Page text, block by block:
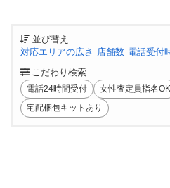
並び替え
対応エリアの広さ 店舗数 電話受付
こだわり検索
電話24時間受付 女性査定員指名OK
宅配梱包キットあり